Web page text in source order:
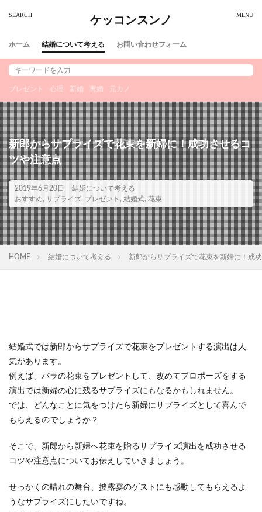
ケッコンスンノ
ホーム 結婚について考える お問い合わせフォーム
プレゼント 心理 新婚 再婚 元カノ
新郎からサプライズで花束を新婦に！成功させるコ
ツや注意点
2019年6月20日
結婚について考える
おすすめ, サプライズ, プレゼント , 結婚式, 花束
HOME 結婚について考える 新郎からサプライズで花束を新婦に！成
結婚式では新郎からサプライズで花束をプレゼントする演出は人
気があります。
例えば、バラの花束をプレゼントして、改めてプロポーズをする
演出では新婦の心に残るサプライズにもなるかもしれません。
では、どんなことに気をつけたら新婦にサプライズとして喜んで
もらえるのでしょうか？
そこで、新郎から新婦へ花束を贈るサプライズ演出を成功させる
コツや注意点についてお伝えしていきましょう。
せっかくの晴れの舞台、披露宴のゲストにも感動してもらえるよ
うなサプライズにしたいですね。